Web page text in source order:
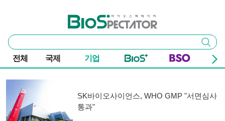
바이오스펙테이터
통
합
검
색
검색
전체 국제 기업
SK바이오사이언스, WHO GMP "서면심사
통과"